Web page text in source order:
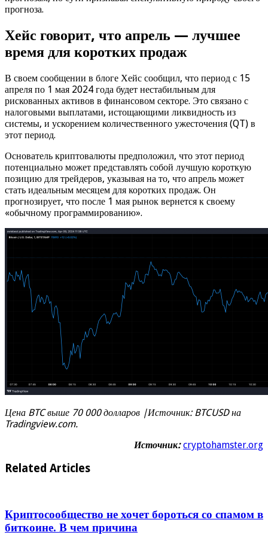
прогноза.
Хейс говорит, что апрель — лучшее
время для коротких продаж
В своем сообщении в блоге Хейс сообщил, что период с 15
апреля по 1 мая 2024 года будет нестабильным для
рискованных активов в финансовом секторе. Это связано с
налоговыми выплатами, истощающими ликвидность из
системы, и ускорением количественного ужесточения (QT) в
этот период.
Основатель криптовалюты предположил, что этот период
потенциально может представлять собой лучшую короткую
позицию для трейдеров, указывая на то, что апрель может
стать идеальным месяцем для коротких продаж. Он
прогнозирует, что после 1 мая рынок вернется к своему
«обычному программированию».
Цена BTC выше 70 000 долларов |Источник: BTCUSD на
Tradingview.com.
Источник: cryptohamster.org
Related Articles
Криптосообщество не хочет бороться со спамом в
биткоине. В чем причина